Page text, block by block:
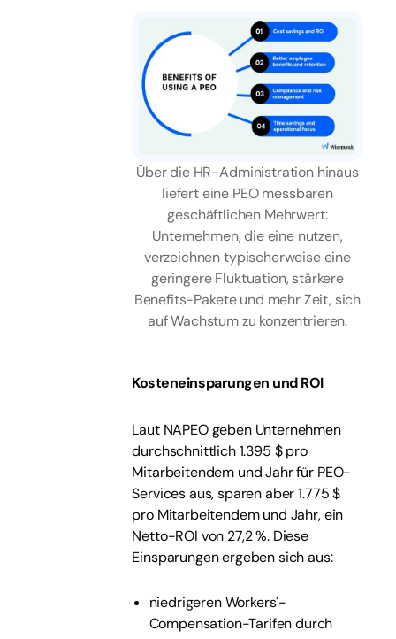
Über die HR-Administration hinaus
liefert eine PEO messbaren
geschäftlichen Mehrwert:
Unternehmen, die eine nutzen,
verzeichnen typischerweise eine
geringere Fluktuation, stärkere
Benefits-Pakete und mehr Zeit, sich
auf Wachstum zu konzentrieren.
Kosteneinsparungen und ROI
Laut NAPEO geben Unternehmen
durchschnittlich 1.395 $ pro
Mitarbeitendem und Jahr für PEO-
Services aus, sparen aber 1.775 $
pro Mitarbeitendem und Jahr, ein
Netto-ROI von 27,2 %. Diese
Einsparungen ergeben sich aus:
niedrigeren Workers'-
Compensation-Tarifen durch